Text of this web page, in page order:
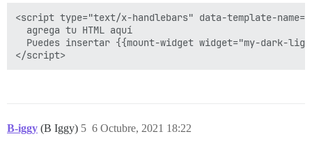
<script type="text/x-handlebars" data-template-
  agrega tu HTML aquí
Puedes insertar {{mount-widget widget="my-dark-
B-iggy (B Iggy) 6 Octubre, 2021 18:22
5